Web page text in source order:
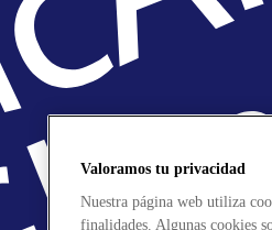
Valoramos tu privacidad
Nuestra página web utiliza
finalidades. Algunas cookies